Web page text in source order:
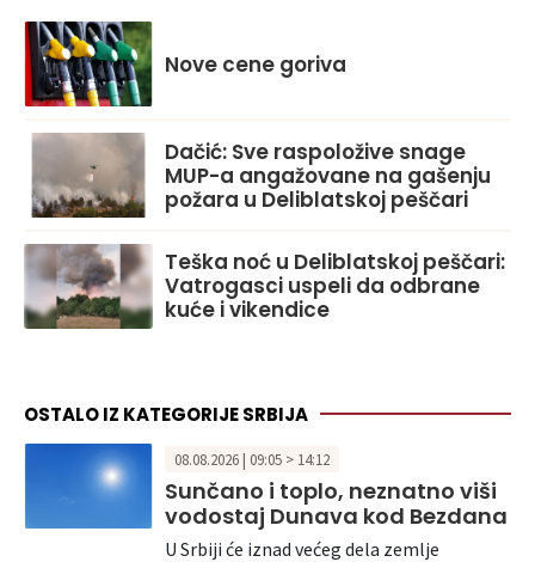
Nove cene goriva
Dačić: Sve raspoložive snage
MUP-a angažovane na gašenju
požara u Deliblatskoj peščari
Teška noć u Deliblatskoj peščari:
Vatrogasci uspeli da odbrane
kuće i vikendice
OSTALO IZ KATEGORIJE SRBIJA
08.08.2026 | 09:05 > 14:12
Sunčano i toplo, neznatno viši
vodostaj Dunava kod Bezdana
U Srbiji će iznad većeg dela zemlje